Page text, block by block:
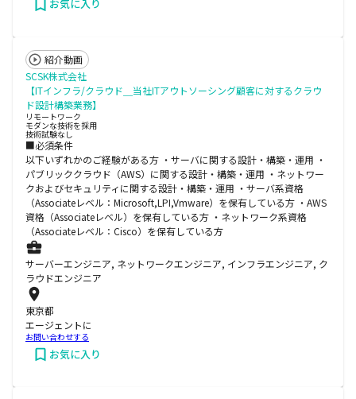
お気に入り
紹介動画
SCSK株式会社
【ITインフラ/クラウド＿当社ITアウトソーシング顧客に対するクラウ
ド設計構築業務】
リモートワーク
モダンな技術を採用
技術試験なし
■必須条件
以下いずれかのご経験がある方 ・サーバに関する設計・構築・運用 ・
パブリッククラウド（AWS）に関する設計・構築・運用 ・ネットワー
クおよびセキュリティに関する設計・構築・運用 ・サーバ系資格
（Associateレベル：Microsoft,LPI,Vmware）を保有している方 ・AWS
資格（Associateレベル）を保有している方 ・ネットワーク系資格
（Associateレベル：Cisco）を保有している方
サーバーエンジニア, ネットワークエンジニア, インフラエンジニア, ク
ラウドエンジニア
東京都
エージェントに
お問い合わせする
お気に入り